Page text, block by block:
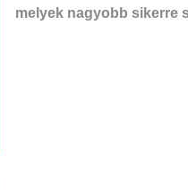
melyek nagyobb sikerre